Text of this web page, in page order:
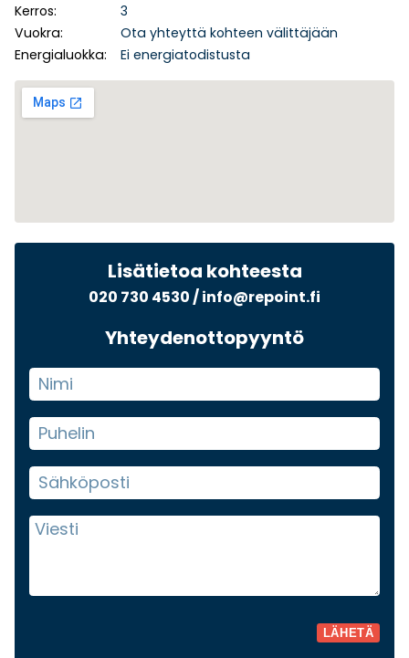
Kerros:
3
Vuokra:
Ota yhteyttä kohteen välittäjään
Energialuokka:
Ei energiatodistusta
Lisätietoa kohteesta
020 730 4530/info@repoint.fi
Yhteydenottopyyntö